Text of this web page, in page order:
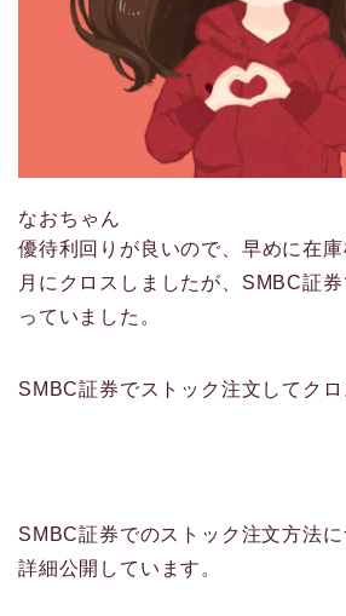
なおちゃん
優待利回りが良いので、早めに在
月にクロスしましたが、SMBC証
っていました。
SMBC証券でストック注文してクロ
SMBC証券でのストック注文方法
詳細公開しています。